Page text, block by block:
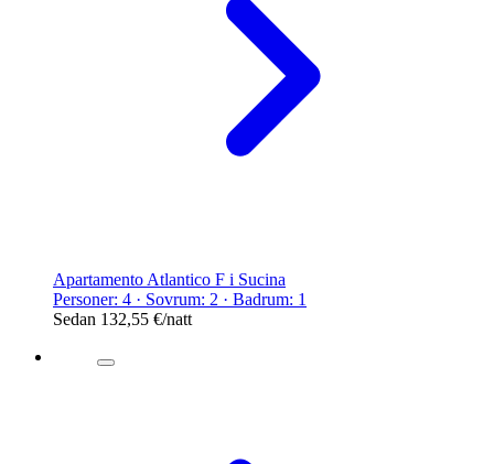
Apartamento Atlantico F i Sucina
Personer: 4 · Sovrum: 2 · Badrum: 1
Sedan 132,55 €/natt